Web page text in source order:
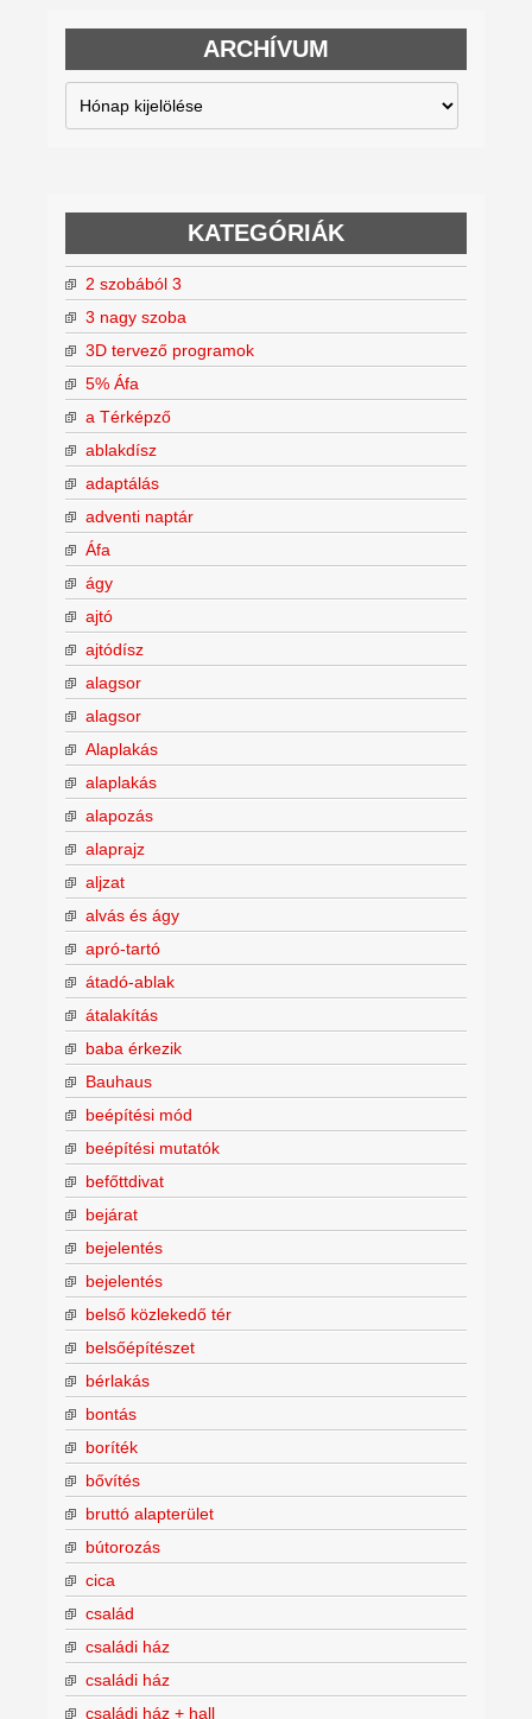
ARCHÍVUM
Archívum
KATEGÓRIÁK
2 szobából 3
3 nagy szoba
3D tervező programok
5% Áfa
a Térképző
ablakdísz
adaptálás
adventi naptár
Áfa
ágy
ajtó
ajtódísz
alagsor
alagsor
Alaplakás
alaplakás
alapozás
alaprajz
aljzat
alvás és ágy
apró-tartó
átadó-ablak
átalakítás
baba érkezik
Bauhaus
beépítési mód
beépítési mutatók
befőttdivat
bejárat
bejelentés
bejelentés
belső közlekedő tér
belsőépítészet
bérlakás
bontás
boríték
bővítés
bruttó alapterület
bútorozás
cica
család
családi ház
családi ház
családi ház + hall